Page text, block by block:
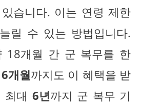
습니다. 이는 연령 제한
릴 수 있는 방법입니다.
18개월 간 군 복무를 한
개월까지도 이 혜택을 받
최대 6년까지 군 복무 기